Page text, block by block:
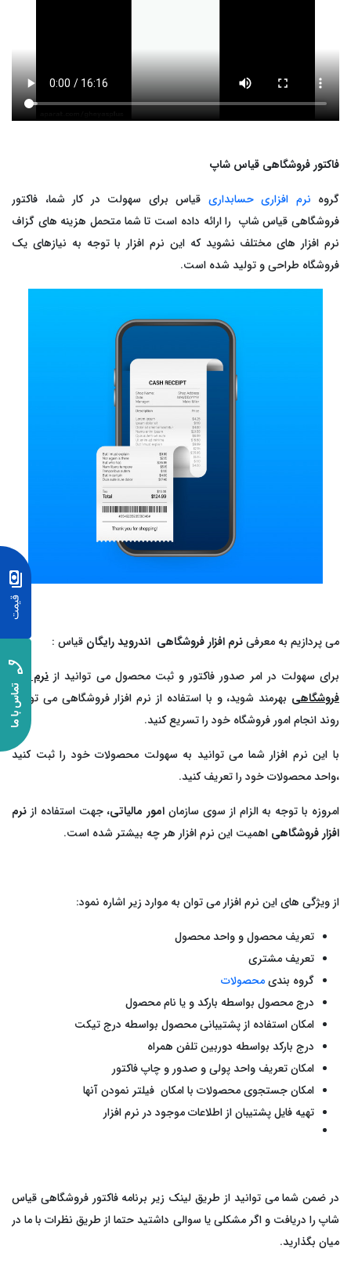
و دستمزد
انبار
و فروش
و پرداخت
فاکتور فروشگاهی قیاس شاپ
گروه نرم افزاری حسابداری قیاس برای سهولت در کار شما، فاکتور
فروشگاهی قیاس شاپ را ارائه داده است تا شما متحمل هزینه های گزاف
نرم افزار های مختلف نشوید که این نرم افزار با توجه به نیازهای یک
فروشگاه طراحی و تولید شده است.
می پردازیم به معرفینرم افزار فروشگاهی اندروید رایگان قیاس :
برای سهولت در امر صدور فاکتور و ثبت محصول می توانید از نرم افزار
فروشگاهی بهرمند شوید، و با استفاده از نرم افزار فروشگاهی می توانید
روند انجام امور فروشگاه خود را تسریع کنید.
با این نرم افزار شما می توانید به سهولت محصولات خود را ثبت کنید
،واحد محصولات خود را تعریف کنید.
امروزه با توجه به الزام از سوی سازمان امور مالیاتی، جهت استفاده از نرم
افزار فروشگاهی اهمیت این نرم افزار هر چه بیشتر شده است.
از ویژگی های این نرم افزار می توان به موارد زیر اشاره نمود:
تعریف محصول و واحد محصول
تعریف مشتری
گروه بندیمحصولات
درج محصول بواسطه بارکد و یا نام محصول
امکان استفاده از پشتیبانی محصول بواسطه درج تیکت
درج بارکد بواسطه دوربین تلفن همراه
امکان تعریف واحد پولی و صدور و چاپ فاکتور
امکان جستجوی محصولات با امکان فیلتر نمودن آنها
تهیه فایل پشتیبان از اطلاعات موجود در نرم افزار
در ضمن شما می توانید از طریق لینک زیر برنامه فاکتور فروشگاهی قیاس
شاپ را دریافت و اگر مشکلی یا سوالی داشتید حتما از طریق نظرات با ما در
میان بگذارید.